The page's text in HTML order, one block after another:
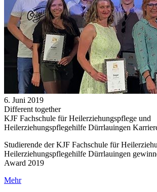
6. Juni 2019
Different together
KJF Fachschule für Heilerziehungspflege und
Heilerziehungspflegehilfe Dürrlauingen
Studierende der KJF Fachschule für
Heilerziehungspflegehilfe Dürrlauingen
Award 2019
Mehr